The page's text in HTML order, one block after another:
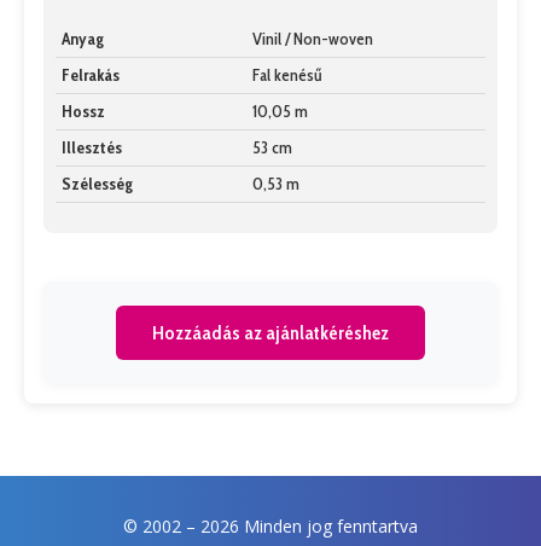
Anyag
Vinil / Non-woven
Felrakás
Fal kenésű
Hossz
10,05 m
Illesztés
53 cm
Szélesség
0,53 m
Hozzáadás az ajánlatkéréshez
© 2002 – 2026 Minden jog fenntartva